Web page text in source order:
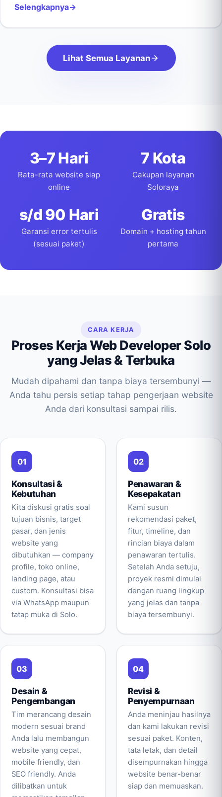
Selengkapnya
Lihat Semua Layanan
3–7 Hari
Rata-rata website siap
online
7 Kota
Cakupan layanan
Soloraya
s/d 90 Hari
Garansi error tertulis
(sesuai paket)
Gratis
Domain + hosting tahun
pertama
CARA KERJA
Proses Kerja Web Developer Solo
yang Jelas & Terbuka
Mudah dipahami dan tanpa biaya tersembunyi —
Anda tahu persis setiap tahap pengerjaan website
Anda dari konsultasi sampai rilis.
Konsultasi &
Kebutuhan
Kita diskusi gratis soal
tujuan bisnis, target
pasar, dan jenis
website yang
dibutuhkan — company
profile, toko online,
landing page, atau
custom. Konsultasi bisa
via WhatsApp maupun
tatap muka di Solo.
Penawaran &
Kesepakatan
Kami susun
rekomendasi paket,
fitur, timeline, dan
rincian biaya dalam
penawaran tertulis.
Setelah Anda setuju,
proyek resmi dimulai
dengan ruang lingkup
yang jelas dan tanpa
biaya tersembunyi.
Desain &
Pengembangan
Tim merancang desain
modern sesuai brand
Anda lalu membangun
website yang cepat,
mobile friendly, dan
SEO friendly. Anda
dilibatkan untuk
Revisi &
Penyempurnaan
Anda meninjau hasilnya
dan kami lakukan revisi
sesuai paket. Konten,
tata letak, dan detail
disempurnakan hingga
website benar-benar
siap dan memuaskan.